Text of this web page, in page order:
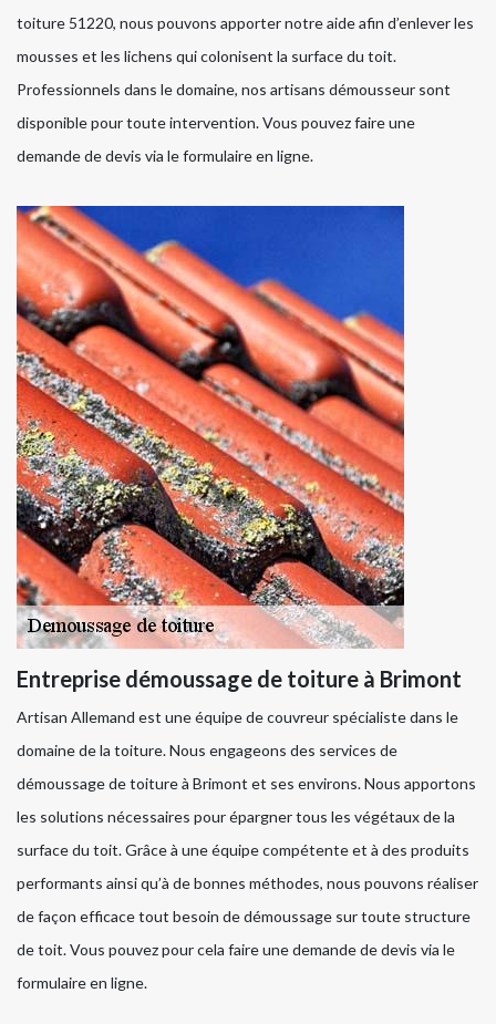
toiture 51220, nous pouvons apporter notre aide afin d’enlever les
mousses et les lichens qui colonisent la surface du toit.
Professionnels dans le domaine, nos artisans démousseur sont
disponible pour toute intervention. Vous pouvez faire une
demande de devis via le formulaire en ligne.
Entreprise démoussage de toiture à Brimont
Artisan Allemand est une équipe de couvreur spécialiste dans le
domaine de la toiture. Nous engageons des services de
démoussage de toiture à Brimont et ses environs. Nous apportons
les solutions nécessaires pour épargner tous les végétaux de la
surface du toit. Grâce à une équipe compétente et à des produits
performants ainsi qu’à de bonnes méthodes, nous pouvons réaliser
de façon efficace tout besoin de démoussage sur toute structure
de toit. Vous pouvez pour cela faire une demande de devis via le
formulaire en ligne.